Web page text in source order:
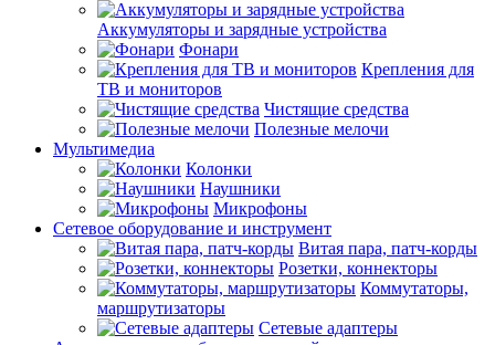
Аккумуляторы и зарядные устройства
Фонари
Крепления для
ТВ и мониторов
Чистящие средства
Полезные мелочи
Мультимедиа
Колонки
Наушники
Микрофоны
Сетевое оборудование и инструмент
Витая пара, патч-корды
Розетки, коннекторы
Коммутаторы,
маршрутизаторы
Сетевые адаптеры